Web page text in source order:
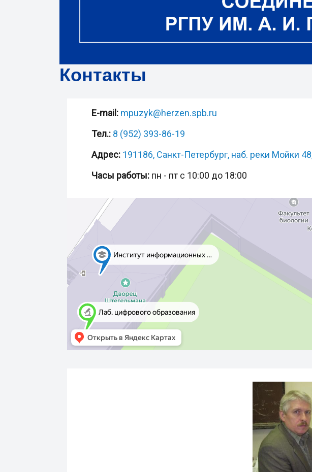
Контакты
E-mail: mpuzyk@herzen.spb.ru
Тел.: 8 (952) 393-86-19
Адрес: 191186, Санкт-Петербург, наб. реки Мойки
Часы работы: пн - пт с 10:00 до 18:00